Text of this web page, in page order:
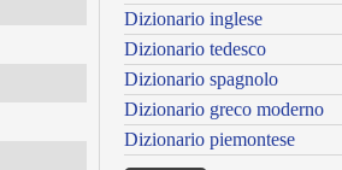
Dizionario inglese
Dizionario tedesco
Dizionario spagnolo
Dizionario greco moderno
Dizionario piemontese